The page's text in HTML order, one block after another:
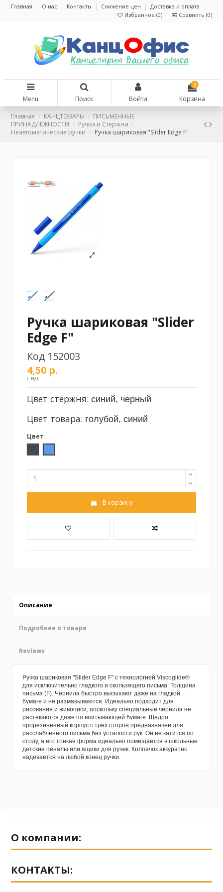
Главная О нас Контакты Снижение цен
Доставка и оплата
Избранное (0) Сравнить (0)
Menu Поиск Войти
0
Корзина
Главная КАНЦТОВАРЫ
ПИСЬМЕННЫЕ
ПРИНАДЛЕЖНОСТИ
Ручки и Стержни
Неавтоматические ручки
Ручка шариковая "Slider Edge F"
Ручка шариковая "Slider
Edge F"
Код 152003
4,50 р.
С НДС
Цвет стержня:синий, черный
Цвет товара: голубой, синий
Цвет
В корзину
Описание
Подробнее о товаре
Reviews
Ручка шариковая "Slider Edge F" с технологией Viscoglide®
для исключительно гладкого и скользящего письма. Толщина
письма (F). Чернила быстро высыхают даже на гладкой
бумаге и не размазываются. Идеально подходит для
рисования и живописи, поскольку специальные чернила не
растекаются даже по впитывающей бумаге. Щедро
прорезиненный корпус с трех сторон предназначен для
расслабленного письма без усталости рук. Он не катится по
столу, а его тонкая форма идеально помещается в школьные
детские пеналы или ящики для ручек. Колпачок аккуратно
надевается на любой конец ручки.
О компании:
КОНТАКТЫ: